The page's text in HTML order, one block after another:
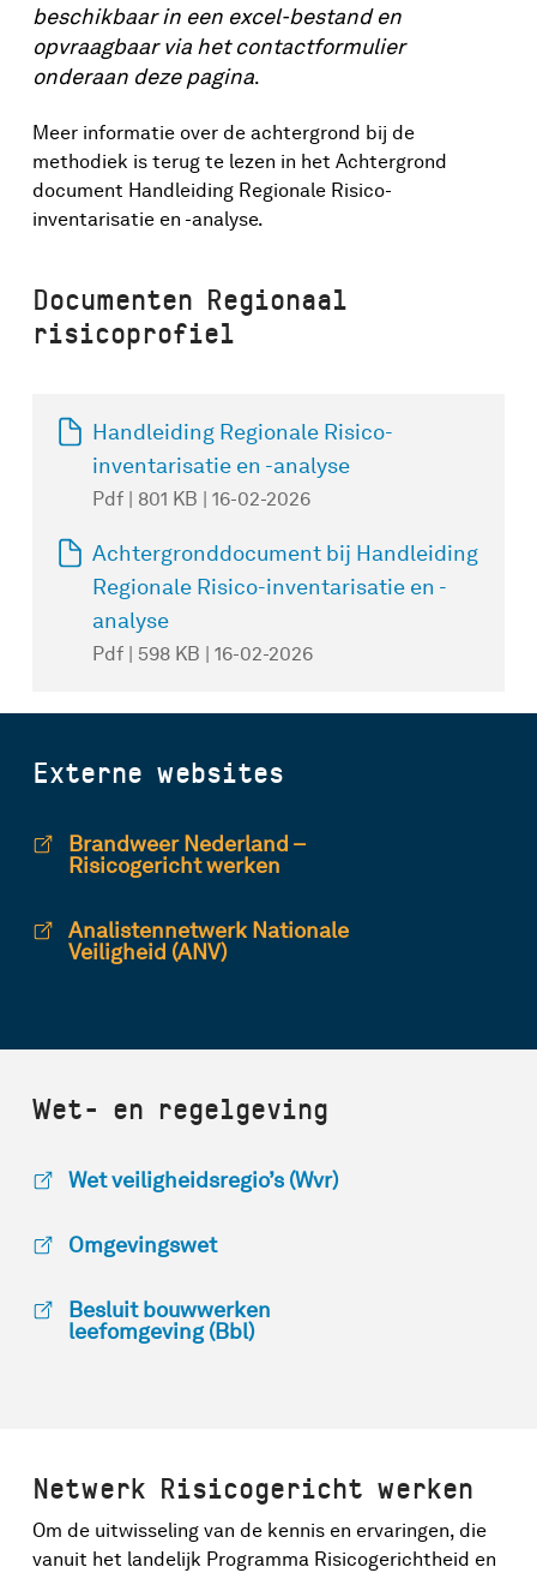
beschikbaar in een excel-bestand en
opvraagbaar via het contactformulier
onderaan deze pagina.
Meer informatie over de achtergrond bij de
methodiek is terug te lezen in het Achtergrond
document Handleiding Regionale Risico-
inventarisatie en -analyse.
Documenten Regionaal
risicoprofiel
Handleiding Regionale Risico-
inventarisatie en -analyse
Pdf | 801 KB | 16-02-2026
Achtergronddocument bij Handleiding
Regionale Risico-inventarisatie en -
analyse
Pdf | 598 KB | 16-02-2026
Externe websites
Brandweer Nederland –
Risicogericht werken
Analistennetwerk Nationale
Veiligheid (ANV)
Wet- en regelgeving
Wet veiligheidsregio’s (Wvr)
Omgevingswet
Besluit bouwwerken
leefomgeving (Bbl)
Netwerk Risicogericht werken
Om de uitwisseling van de kennis en ervaringen, die
vanuit het landelijk Programma Risicogerichtheid en